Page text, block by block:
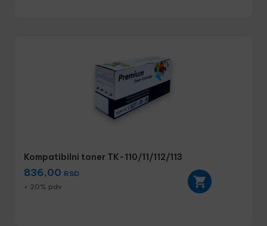
Kompatibilni toner TK-110/11/112/113
836,00 RSD
+ 20% pdv